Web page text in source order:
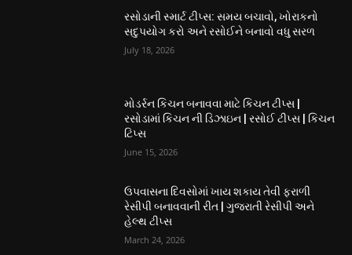
રસોડાની સ્માર્ટ ટીપ્સ: સમય બચાવો, ખોરાકનો
સદુપયોગ કરો અને રસોઈને બનાવો વધુ સરળ
July 18, 2026
મોડર્રન કિચન બનાવવા માટે કિચન ટીપ્સ |
રસોડામાં કિચન ની ડિઝાઇન | રસોઈ ટીપ્સ | કિચન
ટિપ્સ
June 15, 2026
ઉપવાસના દિવસોમાં ખાય શકાય તેવી ફરાળી
રેસીપી બનાવવાની રીત | ગુજરાતી રેસીપી અને
હેલ્થ ટીપ્સ
March 24, 2026